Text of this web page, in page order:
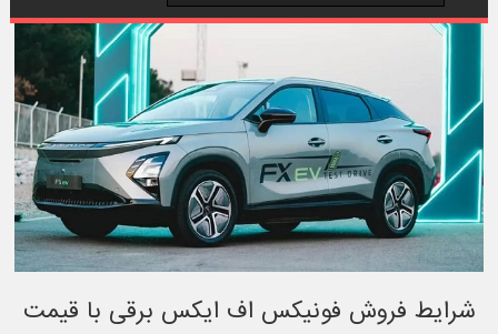
شرایط فروش فونیکس اف ایکس برقی با قیمت